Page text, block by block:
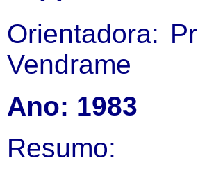
Orientadora:
Vendrame
Ano: 1983
Resumo: